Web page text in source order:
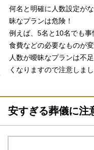
何名と明確に人数設定が
昧なプランは危険！
例えば、5名と10名でも
食費などの必要なものが変
人数が曖昧なプランは不
くなりますので注意しまし
安すぎる葬儀に注